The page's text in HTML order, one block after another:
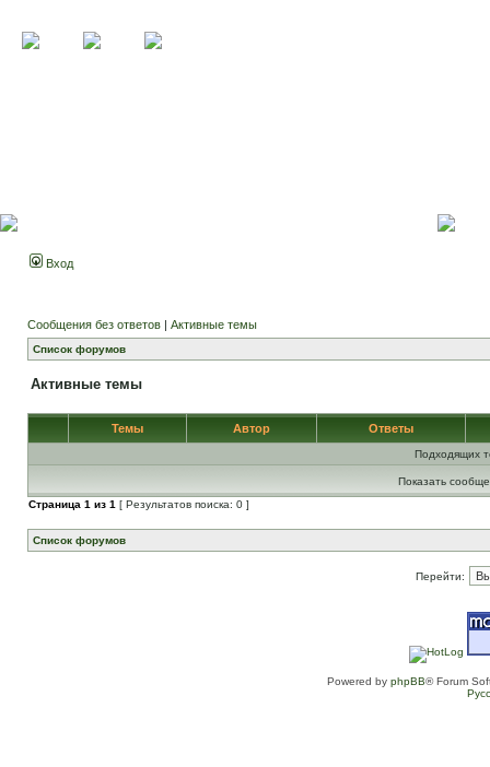
Вход
Сообщения без ответов | Активные темы
Список форумов
Активные темы
Темы Автор Ответы
Подходящих
Показать
Страница 1 из 1 [ Результатов поиска: 0 ]
Список форумов
Перейти:
Powered by phpBB® Forum